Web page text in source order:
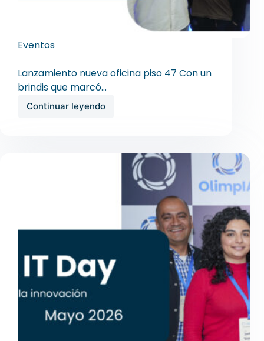
Eventos
Lanzamiento nueva oficina piso 47 Con un
brindis que marcó…
Continuar leyendo